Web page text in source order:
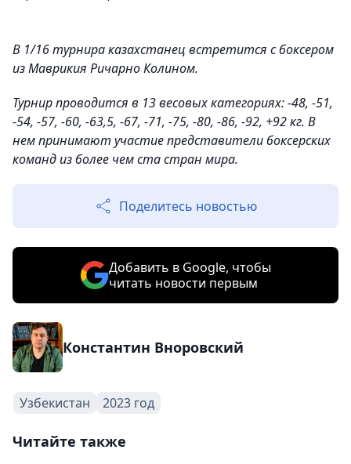
В 1/16 турнира казахстанец встретится с боксером
из Маврикия Ричарно Колином.
Турнир проводится в 13 весовых категориях: -48, -51,
-54, -57, -60, -63,5, -67, -71, -75, -80, -86, -92, +92 кг. В
нем принимают участие представители боксерских
команд из более чем ста стран мира.
Поделитесь новостью
Добавить в Google, чтобы
читать новости первым
Константин Вноровский
Узбекистан 2023 год
Читайте также